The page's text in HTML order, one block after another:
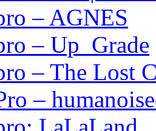
– AGNES
– Up_Grade
– The Lost
–